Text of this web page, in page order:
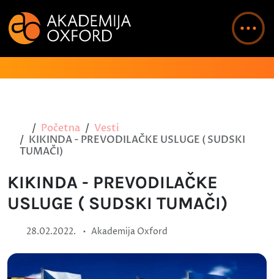
Početna
Vesti
KIKINDA - PREVODILAČKE USLUGE ( SUDSKI
TUMAČI)
KIKINDA - PREVODILAČKE
USLUGE ( SUDSKI TUMAČI)
28.02.2022. • Akademija Oxford